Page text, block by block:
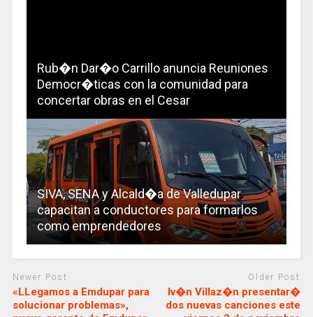
Rub�n Dar�o Carrillo anuncia Reuniones
Democr�ticas con la comunidad para
concertar obras en el Cesar
SIVA, SENA y Alcald�a de Valledupar
capacitan a conductores para formarlos
como emprendedores
Newer Post
«LLegamos a Emdupar para
solucionar problemas»,
Older Post
Iv�n Villaz�n presentar�
dos nuevas canciones este